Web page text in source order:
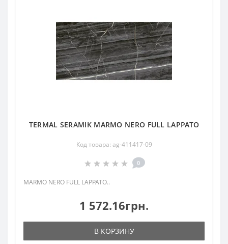
TERMAL SERAMIK MARMO NERO FULL LAPPATO
Код товара: ag-411417-09
0
MARMO NERO FULL LAPPATO..
1 572.16грн.
В КОРЗИНУ